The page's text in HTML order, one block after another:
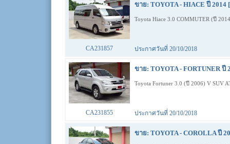
ขาย: TOYOTA - HIACE ปี 2014
Toyota Hiace 3.0 COMMUTER (ปี
CA231857 ประกาศวันที่ 20/10/2018
ขาย: TOYOTA - FORTUNER ปี
Toyota Fortuner 3.0 (ปี 2006) V SUV
CA231855 ประกาศวันที่ 20/10/2018
ขาย: TOYOTA - COROLLA ปี